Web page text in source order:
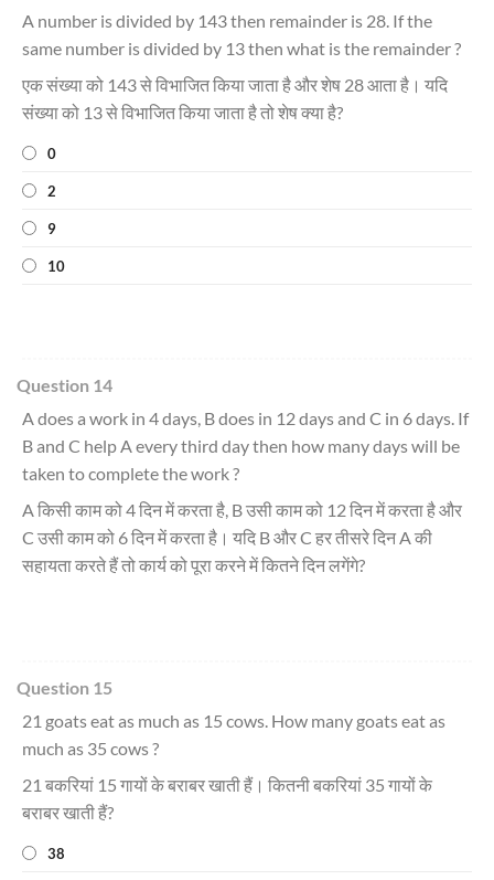
A number is divided by 143 then remainder is 28. If the
same number is divided by 13 then what is the remainder ?
एक संख्या को 143 से विभाजित किया जाता है और शेष 28 आता है। यदि
संख्या को 13 से विभाजित किया जाता है तो शेष क्या है?
0
2
9
10
Question 14
A does a work in 4 days, B does in 12 days and C in 6 days. If
B and C help A every third day then how many days will be
taken to complete the work ?
A किसी काम को 4 दिन में करता है, B उसी काम को 12 दिन में करता है और
C उसी काम को 6 दिन में करता है। यदि B और C हर तीसरे दिन A की
सहायता करते हैं तो कार्य को पूरा करने में कितने दिन लगेंगे?
Question 15
21 goats eat as much as 15 cows. How many goats eat as
much as 35 cows ?
21 बकरियां 15 गायों के बराबर खाती हैं। कितनी बकरियां 35 गायों के
बराबर खाती हैं?
38